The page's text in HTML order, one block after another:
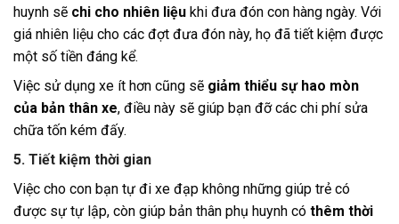
huynh sẽ chi cho nhiên liệu khi đưa đón con hàng ngày. Với
giá nhiên liệu cho các đợt đưa đón này, họ đã tiết kiệm được
một số tiền đáng kể.
Việc sử dụng xe ít hơn cũng sẽ giảm thiểu sự hao mòn
của bản thân xe, điều này sẽ giúp bạn đỡ các chi phí sửa
chữa tốn kém đấy.
5. Tiết kiệm thời gian
Việc cho con bạn tự đi xe đạp không những giúp trẻ có
được sự tự lập, còn giúp bản thân phụ huynh có thêm thời